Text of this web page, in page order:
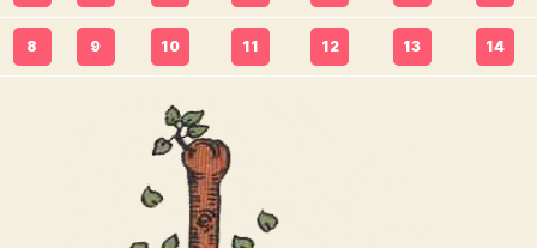
8 9 10 11 12 13 14